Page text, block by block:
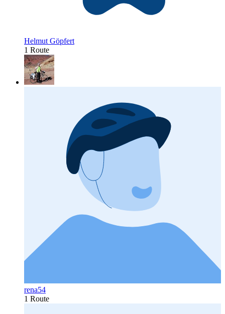
Helmut Göpfert
1 Route
rena54
1 Route